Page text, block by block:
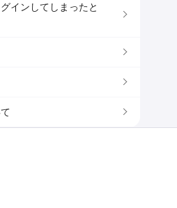
インしてしまったと